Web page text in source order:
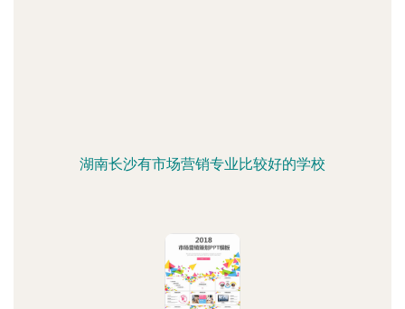
湖南长沙有市场营销专业比较好的学校